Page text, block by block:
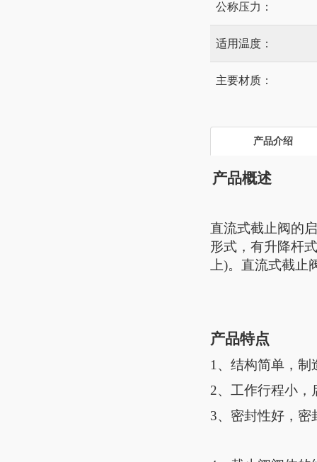
公称压力：
适用温度：
主要材质：
产品介绍
产品概述
直流式截止阀的
形式，有升降杆式
上)。直流式截止
产品特点
1、结构简单，制
2、工作行程小，
3、密封性好，密